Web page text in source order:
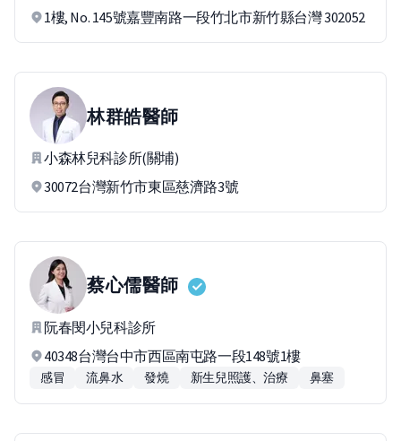
1樓, No. 145號嘉豐南路一段竹北市新竹縣台灣 302052
林群皓醫師
小森林兒科診所(關埔)
30072台灣新竹市東區慈濟路3號
蔡心儒醫師
阮春閔小兒科診所
40348台灣台中市西區南屯路一段148號1樓
感冒 流鼻水 發燒 新生兒照護、治療 鼻塞